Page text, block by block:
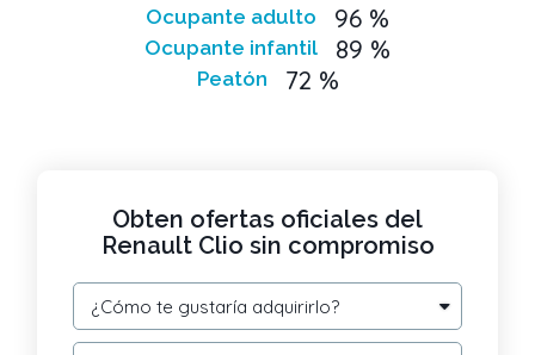
Ocupante adulto 96 %
Ocupante infantil 89 %
Peatón 72 %
Obten ofertas oficiales del
Renault Clio sin compromiso